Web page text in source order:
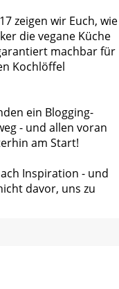
zeigen wir Euch, wie
die vegane Küche
machbar für
Kochlöffel
ein Blogging-
- und allen voran
am Start!
Inspiration - und
davor, uns zu